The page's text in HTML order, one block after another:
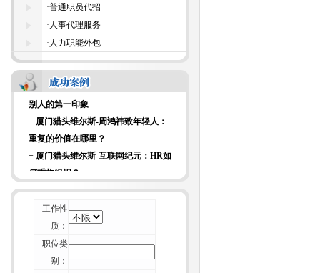
·普通职员代招
· 人事代理服务
· 人力职能外包
厦门猎头维尔斯-招聘行业不可能“干
掉” 猎头
厦门猎头维尔斯-一位资深HR的校园
招聘经验谈
+ 厦门猎头维尔斯-论如何毁掉你留给
别人的第一印象
厦门猎头维尔斯-周鸿祎致年轻人：
重复的价值在哪里？
厦门猎头维尔斯-互联网纪元：HR如
何重构组织？
+厦门猎头维尔斯-刺猬效应：团体如
厦门猎头维尔斯-科技大亨面试时都
工作性
质：
职位类
别：